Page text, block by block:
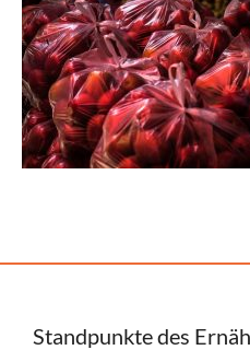
Standpunkte des